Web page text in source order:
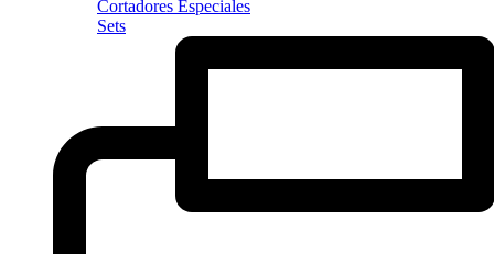
Cortadores Especiales
Sets